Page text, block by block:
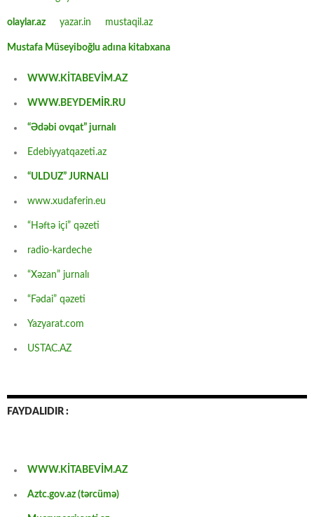
olaylar.az yazar.in mustaqil.az
Mustafa Müseyiboğlu adına kitabxana
WWW.KİTABEVİM.AZ
WWW.BEYDEMİR.RU
“Ədəbi ovqat” jurnalı
Edebiyyatqazeti.az
“ULDUZ” JURNALI
www.xudaferin.eu
“Həftə içi” qəzeti
radio-kardeche
“Xəzan” jurnalı
“Fədai” qəzeti
Yazyarat.com
USTAC.AZ
FAYDALIDIR :
WWW.KİTABEVİM.AZ
Aztc.gov.az (tərcümə)